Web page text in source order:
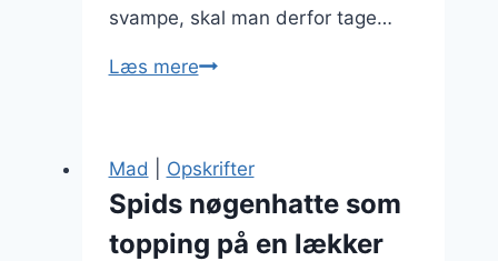
svampe, skal man derfor tage…
Læs mereBæredygtig
praksis
Mad Opskrifter
Spids nøgenhatte som
topping på en lækker